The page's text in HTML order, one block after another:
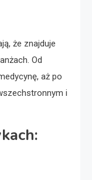
że znajduje
Od
aż po
i